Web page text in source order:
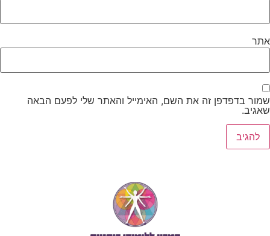
אתר
שמור בדפדפן זה את השם, האימייל והאתר שלי לפעם הבאה
שאגיב.